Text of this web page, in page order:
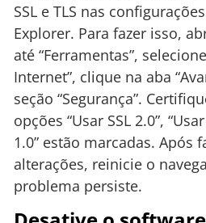
SSL e TLS nas
Explorer. Para fazer isso,
até “Ferramentas”,
Internet”, clique na aba
seção “Segurança”.
opções “Usar SSL 2.0”,
1.0” estão marcadas. Após
alterações, reinicie o
problema persiste.